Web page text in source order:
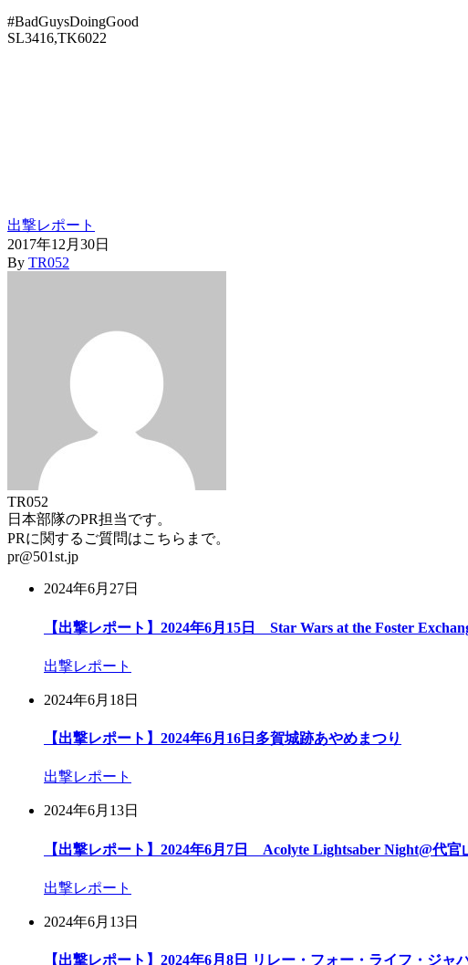
#BadGuysDoingGood
SL3416,TK6022
出撃レポート
2017年12月30日
By TR052
TR052
日本部隊のPR担当です。
PRに関するご質問はこちらまで。
pr@501st.jp
2024年6月27日
【出撃レポート】2024年6月15日 Star Wars at the Foster
出撃レポート
2024年6月18日
【出撃レポート】2024年6月16日多賀城跡あやめまつり
出撃レポート
2024年6月13日
【出撃レポート】2024年6月7日 Acolyte Lightsaber Night@代官
出撃レポート
2024年6月13日
【出撃レポート】2024年6月8日 リレー・フォー・ライフ・ジャ